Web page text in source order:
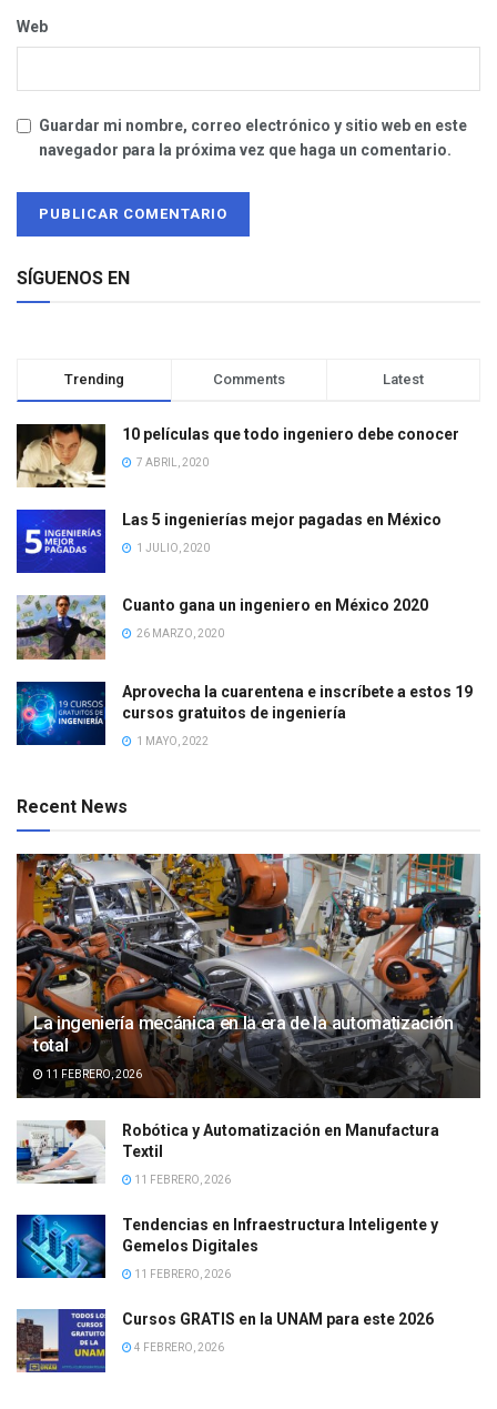
Web
Guardar mi nombre, correo electrónico y sitio web en este
navegador para la próxima vez que haga un comentario.
SÍGUENOS EN
Trending Comments Latest
10 películas que todo ingeniero debe conocer
7 ABRIL, 2020
Las 5 ingenierías mejor pagadas en México
1 JULIO, 2020
Cuanto gana un ingeniero en México 2020
26 MARZO, 2020
Aprovecha la cuarentena e inscríbete a estos 19
cursos gratuitos de ingeniería
1 MAYO, 2022
Recent News
La ingeniería mecánica en la era de la automatización
total
11 FEBRERO, 2026
Robótica y Automatización en Manufactura
Textil
11 FEBRERO, 2026
Tendencias en Infraestructura Inteligente y
Gemelos Digitales
11 FEBRERO, 2026
Cursos GRATIS en la UNAM para este 2026
4 FEBRERO, 2026